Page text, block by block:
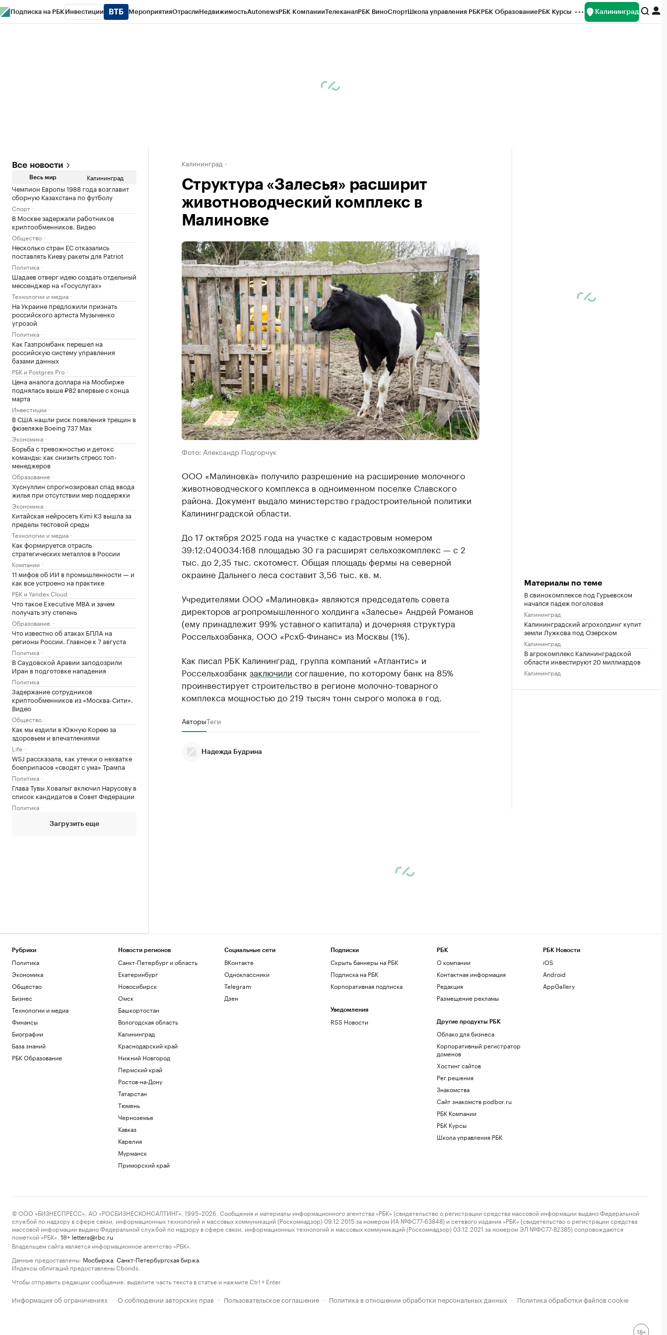
Подписка на РБК Инвестиции МероприятияОтраслиНедвижимостьAutonewsРБК КомпанииТелеканалРБК ВиноСпортШкола управления РБКРБК ОбразованиеРБК Курсы Калининград
Все новости
Весь мир Калининград
Чемпион Европы 1988 года возглавит
сборную Казахстана по футболу
Спорт
В Москве задержали работников
криптообменников. Видео
Общество
Несколько стран ЕС отказались
поставлять Киеву ракеты для Patriot
Политика
Шадаев отверг идею создать отдельный
мессенджер на «Госуслугах»
Технологии и медиа
На Украине предложили признать
российского артиста Музыченко
угрозой
Политика
Как Газпромбанк перешел на
российскую систему управления
базами данных
РБК и Postgres Pro
Цена аналога доллара на Мосбирже
поднялась выше ₽82 впервые с конца
марта
Инвестиции
В США нашли риск появления трещин в
фюзеляже Boeing 737 Max
Экономика
Борьба с тревожностью и детокс
команды: как снизить стресс топ-
менеджеров
Образование
Хуснуллин спрогнозировал спад ввода
жилья при отсутствии мер поддержки
Экономика
Китайская нейросеть Kimi K3 вышла за
пределы тестовой среды
Технологии и медиа
Как формируется отрасль
стратегических металлов в России
Компании
11 мифов об ИИ в промышленности — и
как все устроено на практике
РБК и Yandex Cloud
Что такое Executive MBA и зачем
получать эту степень
Образование
Что известно об атаках БПЛА на
регионы России. Главное к 7 августа
Политика
В Саудовской Аравии заподозрили
Иран в подготовке нападения
Политика
Задержание сотрудников
криптообменников из «Москва-Сити».
Видео
Общество
Как мы ездили в Южную Корею за
здоровьем и впечатлениями
Life
WSJ рассказала, как утечки о нехватке
боеприпасов «сводят с ума» Трампа
Политика
Глава Тувы Ховалыг включил Нарусову в
список кандидатов в Совет Федерации
Политика
Загрузить еще
Калининград
Структура «Залесья» расширит
животноводческий комплекс в
Малиновке
Фото: Александр Подгорчук
ООО «Малиновка» получило разрешение на расширение молочного
животноводческого комплекса в одноименном поселке Славского
района. Документ выдало министерство градостроительной политики
Калининградской области.
До 17 октября 2025 года на участке с кадастровым номером
39:12:040034:168 площадью 30 га расширят сельхозкомплекс — с 2
тыс. до 2,35 тыс. скотомест. Общая площадь фермы на северной
окраине Дальнего леса составит 3,56 тыс. кв. м.
Учредителями ООО «Малиновка» являются председатель совета
директоров агропромышленного холдинга «Залесье» Андрей Романов
(ему принадлежит 99% уставного капитала) и дочерняя структура
Россельхозбанка, ООО «Рсхб-Финанс» из Москвы (1%).
Как писал РБК Калининград, группа компаний «Атлантис» и
Россельхозбанк заключили соглашение, по которому банк на 85%
проинвестирует строительство в регионе молочно-товарного
комплекса мощностью до 219 тысяч тонн сырого молока в год.
АвторыТеги
Надежда Будрина
Материалы по теме
В свинокомплексе под Гурьевском
начался падеж поголовья
Калининград
Калининградский агрохолдинг купит
земли Лужкова под Озерском
Калининград
В агрокомплекс Калининградской
области инвестируют 20 миллиардов
Калининград
Рубрики
Политика
Экономика
Общество
Бизнес
Технологии и медиа
Финансы
Биографии
База знаний
РБК Образование
Новости регионов
Санкт-Петербург и область
Екатеринбург
Новосибирск
Омск
Башкортостан
Вологодская область
Калининград
Краснодарский край
Нижний Новгород
Пермский край
Ростов-на-Дону
Татарстан
Тюмень
Черноземье
Кавказ
Карелия
Мурманск
Приморский край
Социальные сети
ВКонтакте
Одноклассники
Telegram
Дзен
Подписки
Скрыть баннеры на РБК
Подписка на РБК
Корпоративная подписка
Уведомления
RSS Новости
РБК
О компании
Контактная информация
Редакция
Размещение рекламы
Другие продукты РБК
Облако для бизнеса
Корпоративный регистратор
доменов
Хостинг сайтов
Рег.решения
Знакомства
Сайт знакомств podbor.ru
РБК Компании
РБК Курсы
Школа управления РБК
РБК Новости
iOS
Android
AppGallery
© ООО «БИЗНЕСПРЕСС», АО «РОСБИЗНЕСКОНСАЛТИНГ», 1995–2026. Сообщения и материалы информационного агентства «РБК» (свидетельство о регистрации средства массовой информации выдано Федеральной
службой по надзору в сфере связи, информационных технологий и массовых коммуникаций (Роскомнадзор) 09.12.2015 за номером ИА №ФС77-63848) и сетевого издания «РБК» (свидетельство о регистрации средства
массовой информации выдано Федеральной службой по надзору в сфере связи, информационных технологий и массовых коммуникаций (Роскомнадзор) 03.12.2021 за номером ЭЛ №ФС77-82385) сопровождаются
пометкой «РБК».
18+ letters@rbc.ru
Владельцем сайта является информационное агентство «РБК».
Данные предоставлены: Мосбиржа Санкт-Петербургская биржа
Индексы облигаций предоставлены Cbonds.
Чтобы отправить редакции сообщение, выделите часть текста в статье и нажмите Ctrl + Enter
Информация об ограничениях · О соблюдении авторских прав · Пользовательское соглашение · Политика в отношении обработки персональных данных · Политика обработки файлов cookie
18+